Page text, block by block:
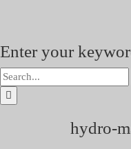
Enter your
hydro-